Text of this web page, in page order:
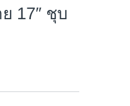
17″ ชุบ